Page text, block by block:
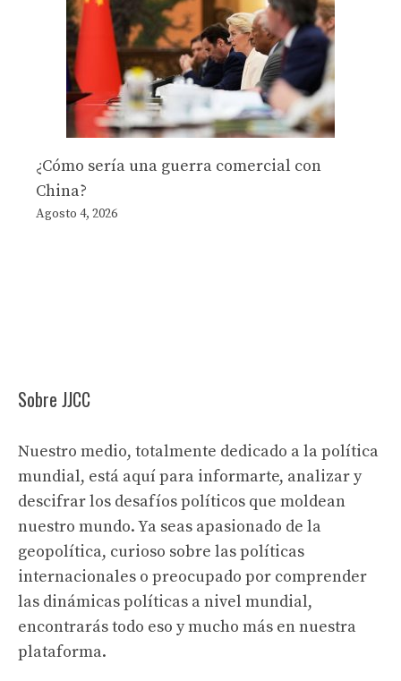
¿Cómo sería una guerra comercial con
China?
Agosto 4, 2026
Sobre JJCC
Nuestro medio, totalmente dedicado a la política
mundial, está aquí para informarte, analizar y
descifrar los desafíos políticos que moldean
nuestro mundo. Ya seas apasionado de la
geopolítica, curioso sobre las políticas
internacionales o preocupado por comprender
las dinámicas políticas a nivel mundial,
encontrarás todo eso y mucho más en nuestra
plataforma.